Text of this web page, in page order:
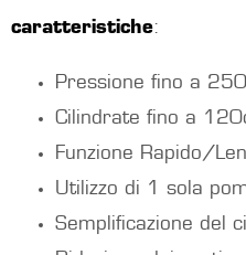
caratteristiche :
Pressione fino a
Cilindrate fino a
Funzione Rapido/
Utilizzo di 1 sola
Semplificazione del